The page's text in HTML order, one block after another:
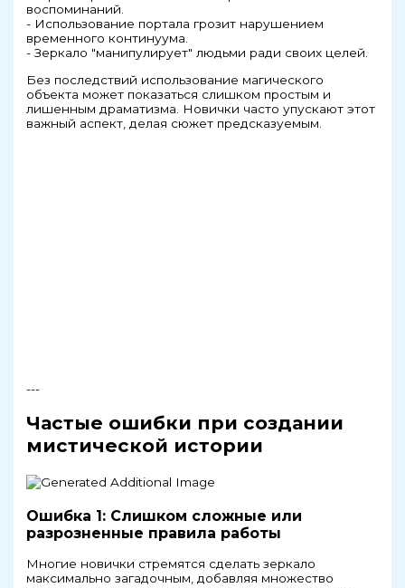
воспоминаний.
- Использование портала грозит нарушением
временного континуума.
- Зеркало "манипулирует" людьми ради своих целей.
Без последствий использование магического
объекта может показаться слишком простым и
лишенным драматизма. Новички часто упускают этот
важный аспект, делая сюжет предсказуемым.
---
Частые ошибки при создании
мистической истории
Ошибка 1: Слишком сложные или
разрозненные правила работы
Многие новички стремятся сделать зеркало
максимально загадочным, добавляя множество